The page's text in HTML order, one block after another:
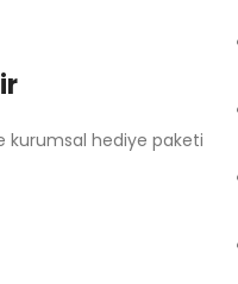
kurumsal hediye paketi